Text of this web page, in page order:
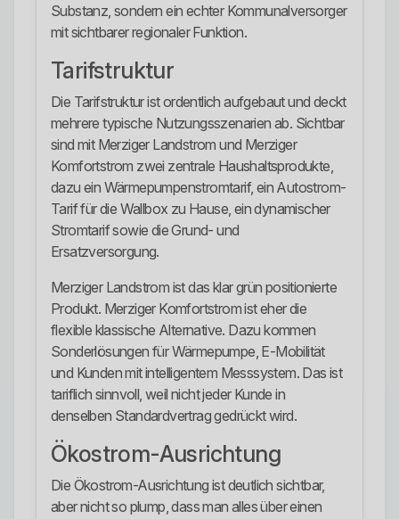
Substanz, sondern ein echter Kommunalversorger
mit sichtbarer regionaler Funktion.
Tarifstruktur
Die Tarifstruktur ist ordentlich aufgebaut und deckt
mehrere typische Nutzungsszenarien ab. Sichtbar
sind mit Merziger Landstrom und Merziger
Komfortstrom zwei zentrale Haushaltsprodukte,
dazu ein Wärmepumpenstromtarif, ein Autostrom-
Tarif für die Wallbox zu Hause, ein dynamischer
Stromtarif sowie die Grund- und
Ersatzversorgung.
Merziger Landstrom ist das klar grün positionierte
Produkt. Merziger Komfortstrom ist eher die
flexible klassische Alternative. Dazu kommen
Sonderlösungen für Wärmepumpe, E-Mobilität
und Kunden mit intelligentem Messsystem. Das ist
tariflich sinnvoll, weil nicht jeder Kunde in
denselben Standardvertrag gedrückt wird.
Ökostrom-Ausrichtung
Die Ökostrom-Ausrichtung ist deutlich sichtbar,
aber nicht so plump, dass man alles über einen